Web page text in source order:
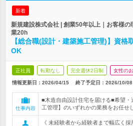
新着
新規建設株式会社 | 創業50年以上｜お客様
業20h
【総合職(設計・建築施工管理)】資
OK
正社員 転勤なし 完全週休2日制 女性の
情報更新日：2026/04/15 終了予定日： 2026/10/08
仕事内容
■木造自由設計住宅を届ける■希望
工管理】のいずれかの業務をお任せ
《 未経験者から経験者まで幅広く